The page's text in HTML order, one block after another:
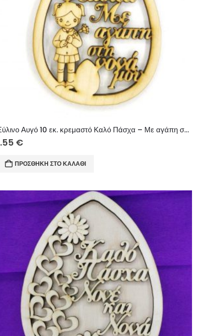
Ξύλινο Αυγό 10 εκ. κρεμαστό Καλό Πάσχα – Με αγάπη στη νονά μου (κορίτσι)
€
ΠΡΟΣΘΉΚΗ ΣΤΟ ΚΑΛΆΘΙ